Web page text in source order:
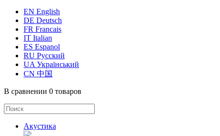
EN English
DE Deutsch
FR Francais
IT Italian
ES Espanol
RU Русский
UA Український
CN 中国
В сравнении 0 товаров
Акустика